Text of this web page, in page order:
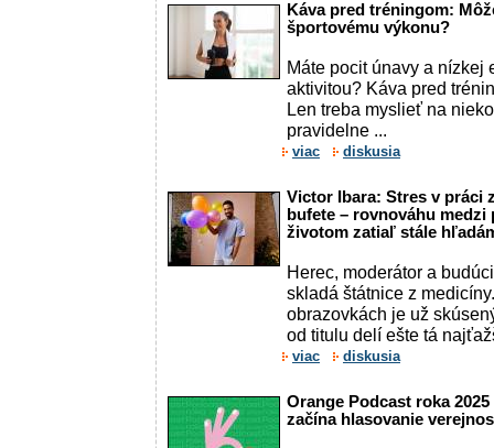
Káva pred tréningom:
športovému výkonu?
Máte pocit únavy a nízkej
aktivitou? Káva pred
Len treba myslieť na
pravidelne ...
viac diskusia
Victor Ibara: Stres v práci
bufete – rovnováhu
životom zatiaľ stále
Herec, moderátor a
skladá štátnice z
obrazovkách je už
od titulu delí ešte tá
viac diskusia
Orange Podcast roka
začína hlasovanie